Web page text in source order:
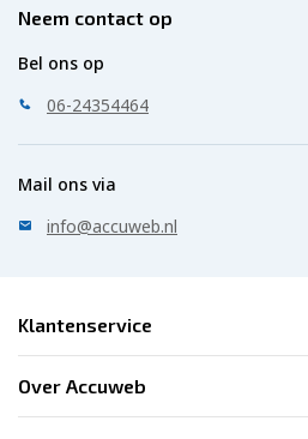
Neem contact op
Bel ons op
06-24354464
Mail ons via
info@accuweb.nl
Klantenservice
Over Accuweb